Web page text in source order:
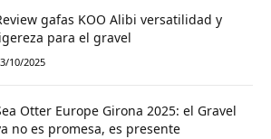
gafas KOO Alibi versatilidad y
para el gravel
10/2025
Otter Europe Girona 2025: el Gravel
no es promesa, es presente